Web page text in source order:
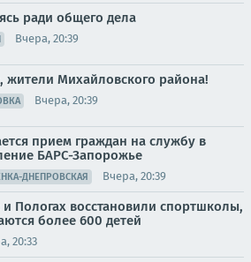
ради общего дела
Вчера, 20:39
жители Михайловского района!
Вчера, 20:39
прием граждан на службу в
БАРС-Запорожье
ДНЕПРОВСКАЯ Вчера, 20:39
и Пологах восстановили спортшколы,
более 600 детей
20:33